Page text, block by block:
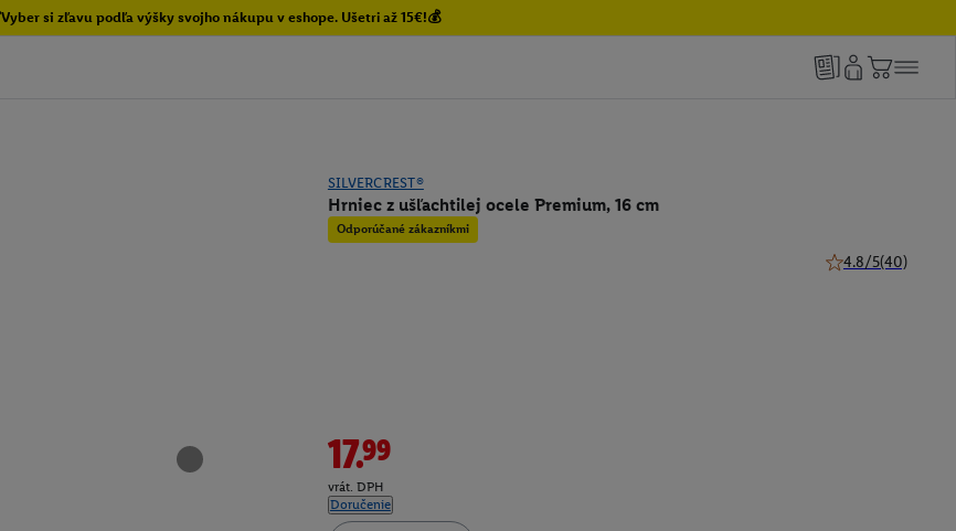
si zľavu podľa výšky svojho nákupu v eshope. Ušetri až 15€!💰
SILVERCREST®
Hrniec z ušľachtilej ocele Premium, 16 cm
Odporúčané zákazníkmi
4.8/5(40)
17.99
vrát. DPH
Doručenie